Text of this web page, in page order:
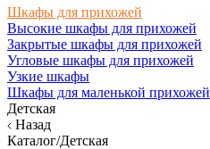
Шкафы для прихожей
Высокие шкафы для прихожей
Закрытые шкафы для прихожей
Угловые шкафы для прихожей
Узкие шкафы
Шкафы для маленькой прихожей
Детская
Назад
Каталог/Детская